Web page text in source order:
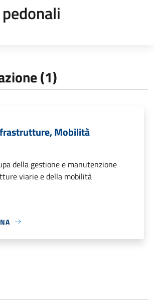
(1)
Mobilità
della gestione e manutenzione
viarie e della mobilità